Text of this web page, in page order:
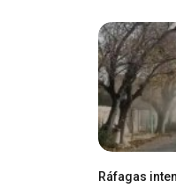
Ráfagas